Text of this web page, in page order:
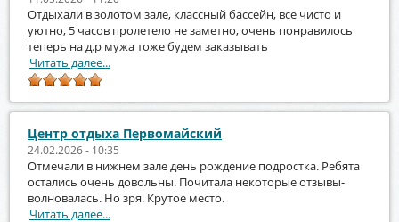
Отдыхали в золотом зале, классный бассейн, все чисто и
уютно, 5 часов пролетело не заметно, очень понравилось
теперь на д.р мужа тоже будем заказывать
Читать далее...
Центр отдыха Первомайский
24.02.2026 - 10:35
Отмечали в нижнем зале день рождение подростка. Ребята
остались очень довольны. Почитала некоторые отзывы-
волновалась. Но зря. Крутое место.
Читать далее...